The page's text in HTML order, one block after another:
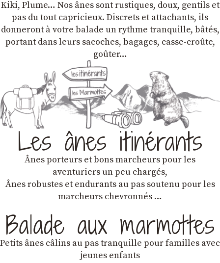
Kiki, Plume… Nos ânes sont rustiques, doux, gentils et
pas du tout capricieux. Discrets et attachants, ils
donneront à votre balade un rythme tranquille, bâtés,
portant dans leurs sacoches, bagages, casse-croûte,
goûter…
Les ânes itinérants
Ânes porteurs et bons marcheurs pour les
aventuriers un peu chargés,
Ânes robustes et endurants au pas soutenu pour les
marcheurs chevronnés …
Balade aux marmottes
Petits ânes câlins au pas tranquille pour familles avec
jeunes enfants